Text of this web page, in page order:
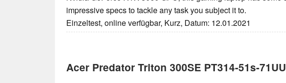
impressive specs to tackle any task you subject it to.
Einzeltest, online verfügbar, Kurz, Datum: 12.01.2021
Acer Predator Triton 300SE PT314-51s-71UU